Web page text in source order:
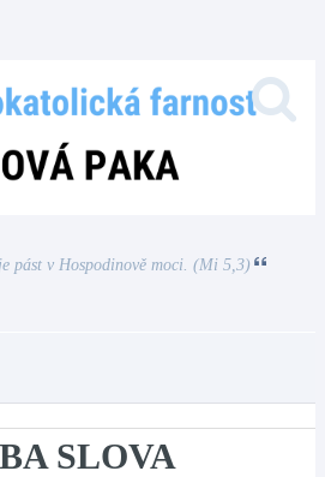
pást v Hospodinově moci. (Mi 5,3)
SLOVA